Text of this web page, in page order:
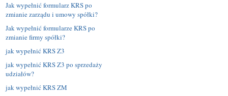
Jak wypełnić formularz KRS po
zmianie zarządu i umowy spółki?
Jak wypełnić formularze KRS po
zmianie firmy spółki?
jak wypełnić KRS Z3
jak wypełnić KRS Z3 po sprzedaży
udziałów?
jak wypełnić KRS ZM